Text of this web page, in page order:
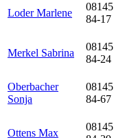
Loder Marlene
08145
84-17
Merkel Sabrina
08145
84-24
Oberbacher
Sonja
08145
84-67
Ottens Max
08145